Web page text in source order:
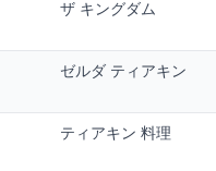
ザ キングダム
ゼルダ ティアキン
ティアキン 料理